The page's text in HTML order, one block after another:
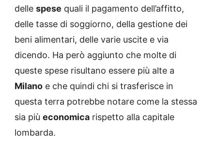
delle spese quali il pagamento dell’affitto,
delle tasse di soggiorno, della gestione dei
beni alimentari, delle varie uscite e via
dicendo. Ha però aggiunto che molte di
queste spese risultano essere più alte a
Milano e che quindi chi si trasferisce in
questa terra potrebbe notare come la stessa
sia più economica rispetto alla capitale
lombarda.